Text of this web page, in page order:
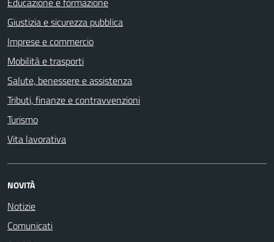
Giustizia e sicurezza pubblica
Imprese e commercio
Mobilità e trasporti
Salute, benessere e assistenza
Tributi, finanze e contravvenzioni
Turismo
Vita lavorativa
NOVITÀ
Notizie
Comunicati